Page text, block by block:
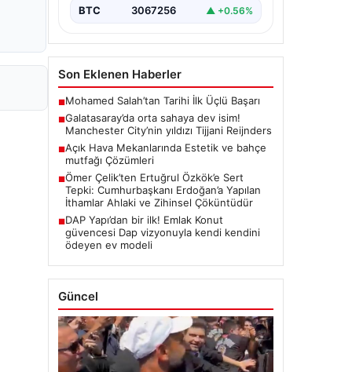
BTC 3067256 ▲ +0.56%
Son Eklenen Haberler
■Mohamed Salah’tan Tarihi İlk Üçlü Başarı
■Galatasaray’da orta sahaya dev isim!
Manchester City’nin yıldızı Tijjani Reijnders
■Açık Hava Mekanlarında Estetik ve bahçe
mutfağı Çözümleri
■Ömer Çelik’ten Ertuğrul Özkök’e Sert
Tepki: Cumhurbaşkanı Erdoğan’a Yapılan
İthamlar Ahlaki ve Zihinsel Çöküntüdür
■DAP Yapı’dan bir ilk! Emlak Konut
güvencesi Dap vizyonuyla kendi kendini
ödeyen ev modeli
Güncel